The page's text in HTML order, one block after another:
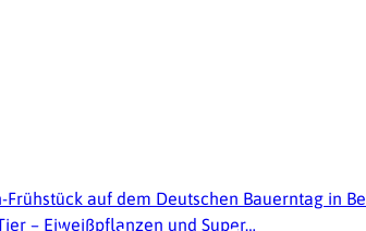
auf dem Deutschen Bauerntag in
– Eiweißpflanzen und Super…